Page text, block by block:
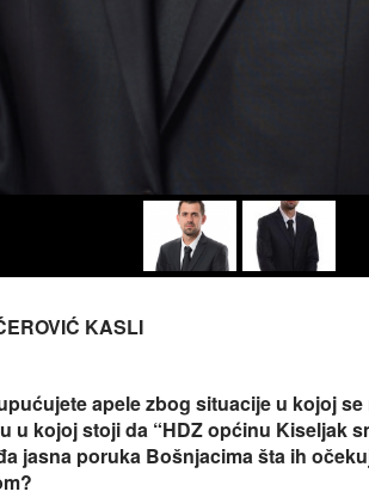
KASLI
apele zbog situacije u kojoj
u kojoj stoji da “HDZ općinu Kiseljak
jasna poruka Bošnjacima šta ih